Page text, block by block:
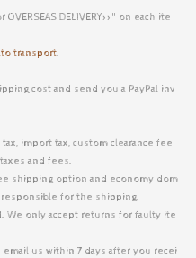
DELIVERY>>" on each ite
transport.
cost and send you a PayPal inv
import tax, custom clearance fee
and fees.
shipping option and economy dom
for the shipping.
We only accept returns for faulty ite
us within 7 days after you recei